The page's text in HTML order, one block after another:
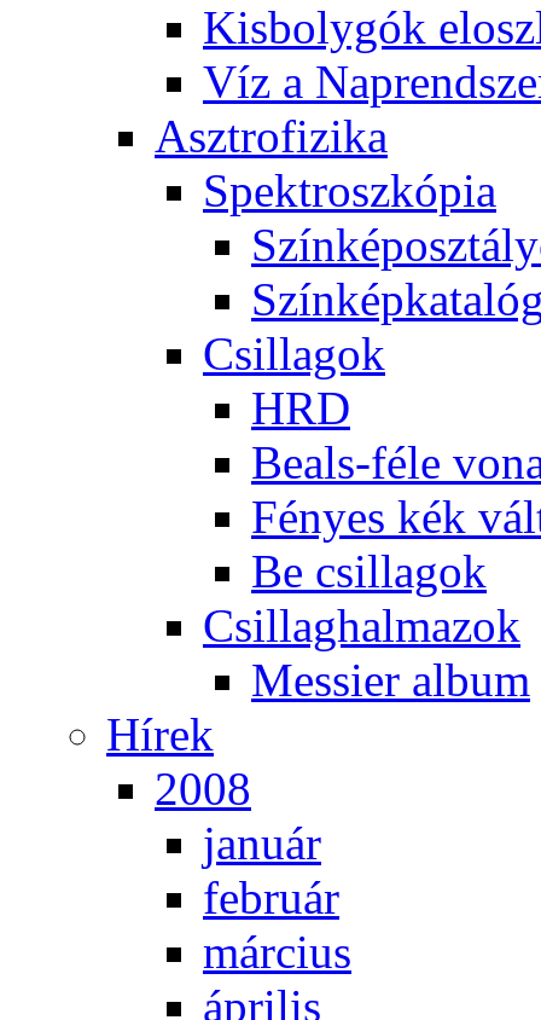
Kis­boly­gók
Víz a
Aszt­ro­fi­zi­ka
Spekt­rosz­kó­pia
Csil­la­gok
HRD
Be­als-fé­le
Fé­nyes kék
Be csil­la­gok
Csil­lag­hal­ma­zok
Mes­si­er al­bum
Hí­rek
2008
ja­nu­ár
feb­ru­ár
már­ci­us
áp­ri­lis